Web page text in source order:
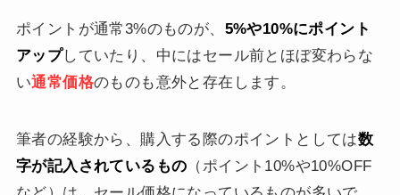
ポイントが通常3%のものが、 5%や10%にポイント
アップしていたり、中にはセール前とほぼ変わらな
い通常価格のものも意外と存在します。
筆者の経験から、購入する際のポイントとしては数
字が記入されているもの （ポイント10%や10%OFF